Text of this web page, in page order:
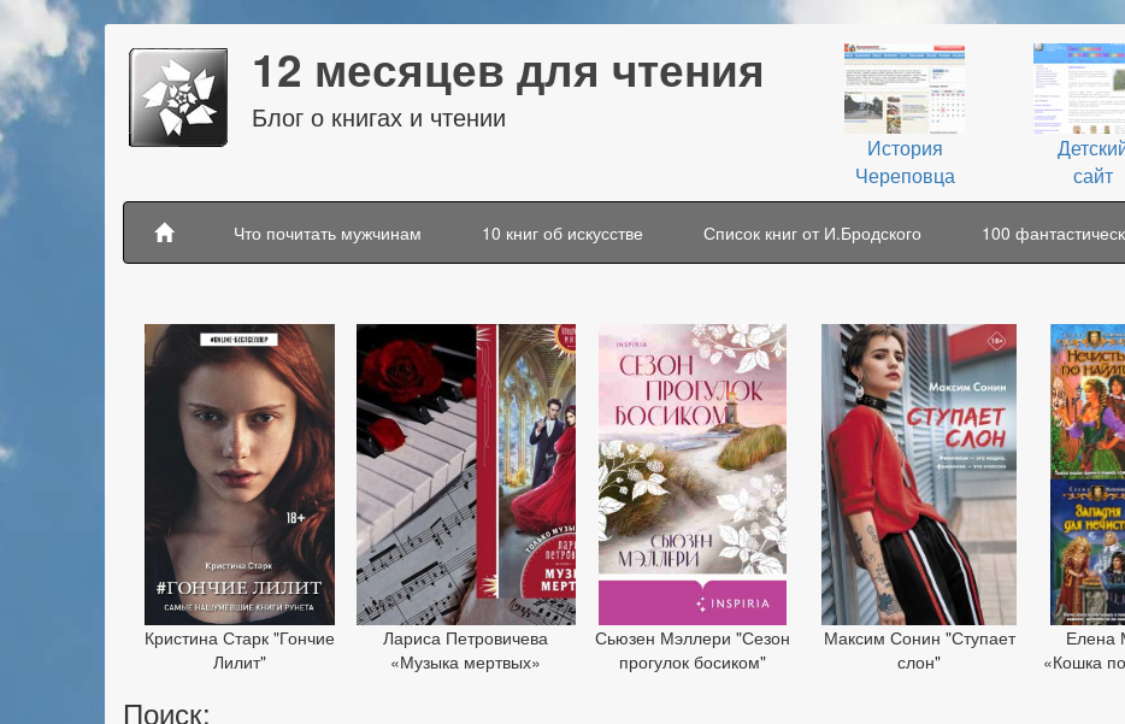
12 месяцев для чтения
Блог о книгах и чтении
История
Череповца
сайт
Что почитать мужчинам 10 книг об искусстве Список книг от И.Бродского 100
Кристина Старк "Гончие
Лилит"
Лариса Петровичева
«Музыка мертвых»
Сьюзен Мэллери "Сезон
прогулок босиком"
Максим Сонин "Ступает
слон"
Елена
«Кошка
Поиск: